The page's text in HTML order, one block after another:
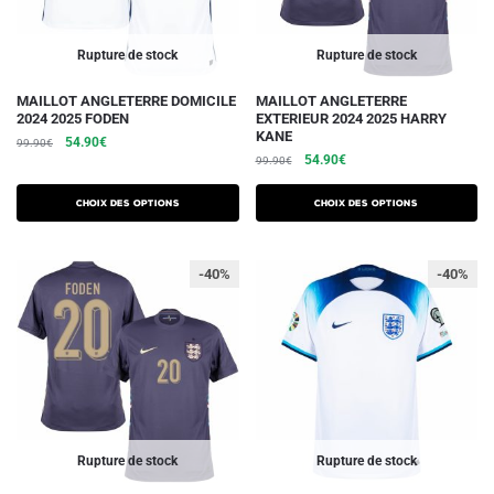
page
page
Rupture de stock
MAILLOT ANGLETERRE DOMICILE
2024 2025 FODEN
99.90€
Le
initial
était :
99.90€.
54.90€Le
actuel
est :
54.90€.
Choix des options
Ce
produit
a
plusieurs
variations.
options
peuvent
être
choisies
page
Rupture de stock
MAILLOT ANGLETERRE
EXTERIEUR 2024 2025 HARRY
KANE
99.90€
Le
initial
était :
54.90€Le
actuel
est :
Choix des options
Ce
produit
a
plusieurs
variations.
peuvent
choisies
Rupture de stock
-40%
Rupture de stock
-40%